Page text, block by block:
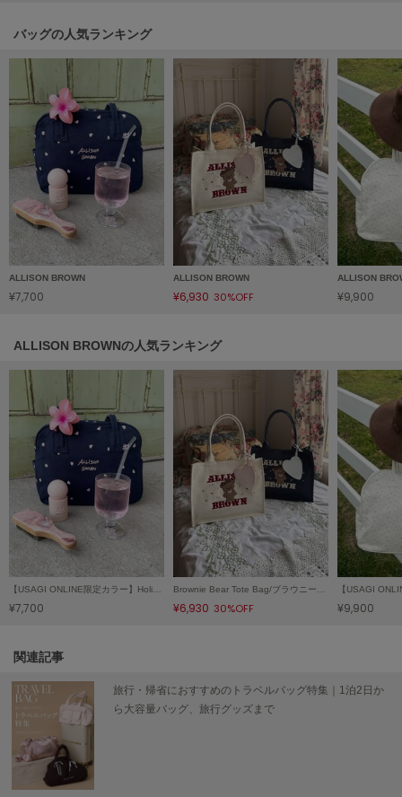
Sneakers by emmi
スニーカーズ バイ エミ
Snow Peak
スノーピーク
SNIDEL
スナイデル
SNIDEL HOME
スナイデル ホーム
SOFER
サムウェアバター
ソリン
Stylevoice for xxx
スタイルヴォイスフォー
SUICOKE
スイコック
SUPERGA
スペルガ
swanë
テバ
The Barnnet
ザバーネット
THE NORTH FACE
ザ・ノース・フェイス
バッグの人気ランキング
ALLISON BROWN
¥7,700
ALLISON BROWN
¥6,930 30%OFF
ALLISON
¥9,900
ALLISON BROWNの人気ランキング
¥7,700 ¥6,930 30%OFF ¥9,900
関連記事
旅行・帰省におすすめのトラベルバッグ特集｜1泊2日か
ら大容量バッグ、旅行グッズまで